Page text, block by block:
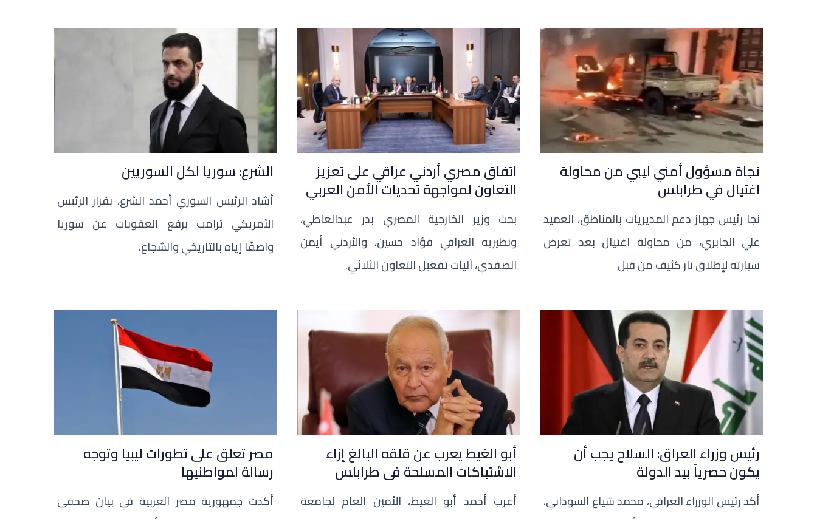
نجاة مسؤول أمني ليبي من محاولة
اغتيال في طرابلس
نجا رئيس جهاز دعم المديريات بالمناطق، العميد
علي الجابري، من محاولة اغتيال بعد تعرض
سيارته لإطلاق نار كثيف من قبل
اتفاق مصري أردني عراقي على تعزيز
التعاون لمواجهة تحديات الأمن العربي
بحث وزير الخارجية المصري بدر عبدالعاطي،
ونظيريه العراقي فؤاد حسين، والأردني أيمن
الصفدي، آليات تفعيل التعاون الثلاثي.
الشرع: سوريا لكل السوريين
أشاد الرئيس السوري أحمد الشرع، بقرار الرئيس
الأمريكي ترامب برفع العقوبات عن سوريا
واصفًا إياه بالتاريخي والشجاع.
رئيس وزراء العراق: السلاح يجب أن
يكون حصرياً بيد الدولة
أكد رئيس الوزراء العراقي، محمد شياع السوداني،
أبو الغيط يعرب عن قلقه البالغ إزاء
الاشتباكات المسلحة فى طرابلس
أعرب أحمد أبو الغيط، الأمين العام لجامعة
مصر تعلق على تطورات ليبيا وتوجه
رسالة لمواطنيها
أكدت جمهورية مصر العربية في بيان صحفي